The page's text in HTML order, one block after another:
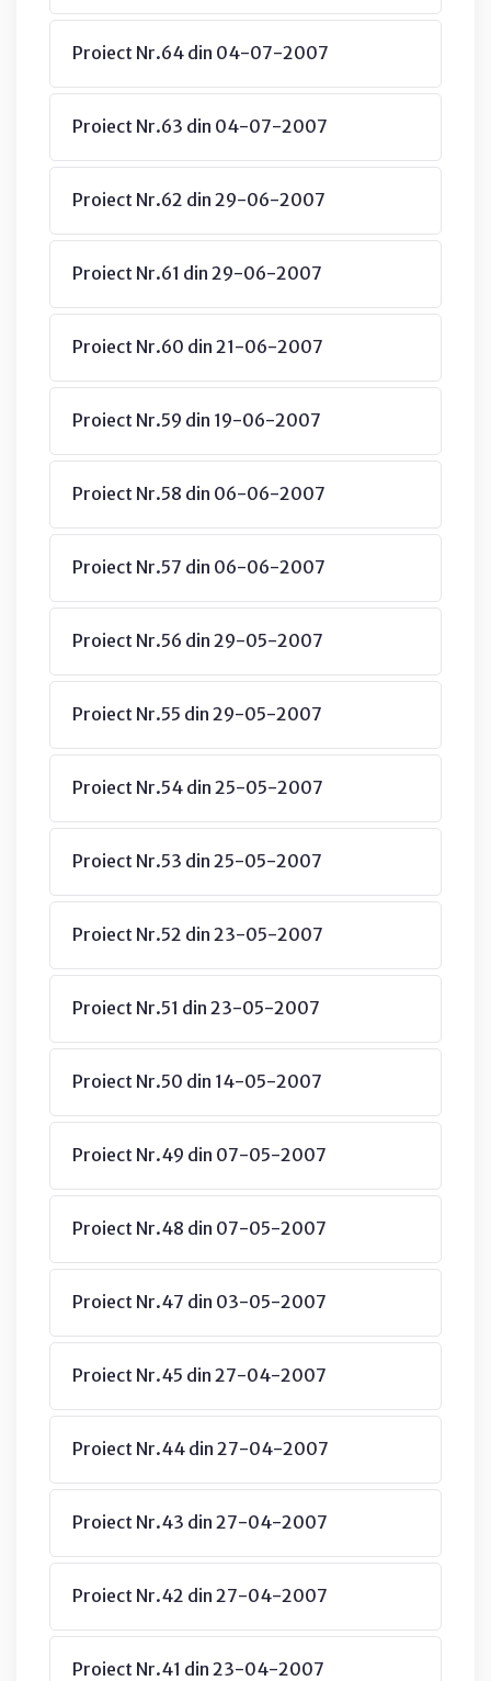
Proiect Nr.64 din 04-07-2007
Proiect Nr.63 din 04-07-2007
Proiect Nr.62 din 29-06-2007
Proiect Nr.61 din 29-06-2007
Proiect Nr.60 din 21-06-2007
Proiect Nr.59 din 19-06-2007
Proiect Nr.58 din 06-06-2007
Proiect Nr.57 din 06-06-2007
Proiect Nr.56 din 29-05-2007
Proiect Nr.55 din 29-05-2007
Proiect Nr.54 din 25-05-2007
Proiect Nr.53 din 25-05-2007
Proiect Nr.52 din 23-05-2007
Proiect Nr.51 din 23-05-2007
Proiect Nr.50 din 14-05-2007
Proiect Nr.49 din 07-05-2007
Proiect Nr.48 din 07-05-2007
Proiect Nr.47 din 03-05-2007
Proiect Nr.45 din 27-04-2007
Proiect Nr.44 din 27-04-2007
Proiect Nr.43 din 27-04-2007
Proiect Nr.42 din 27-04-2007
Proiect Nr.41 din 23-04-2007